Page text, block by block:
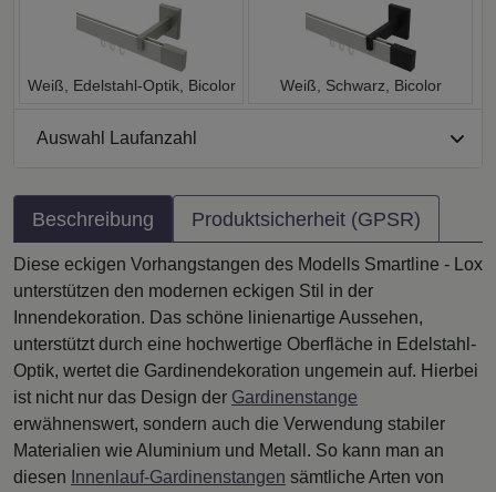
Weiß, Edelstahl-Optik, Bicolor Weiß, Schwarz, Bicolor
Auswahl Laufanzahl
Beschreibung Produktsicherheit (GPSR)
Diese eckigen Vorhangstangen des Modells Smartline - Lox
unterstützen den modernen eckigen Stil in der
Innendekoration. Das schöne linienartige Aussehen,
unterstützt durch eine hochwertige Oberfläche in Edelstahl-
Optik, wertet die Gardinendekoration ungemein auf. Hierbei
ist nicht nur das Design der Gardinenstange
erwähnenswert, sondern auch die Verwendung stabiler
Materialien wie Aluminium und Metall. So kann man an
diesen Innenlauf-Gardinenstangen sämtliche Arten von